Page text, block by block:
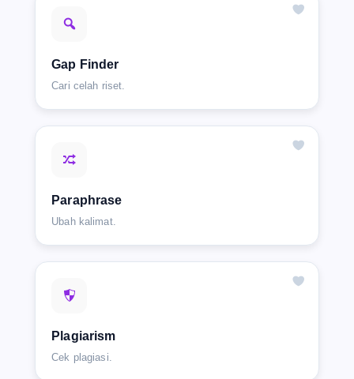
Gap Finder
Cari celah riset.
Paraphrase
Ubah kalimat.
Plagiarism
Cek plagiasi.